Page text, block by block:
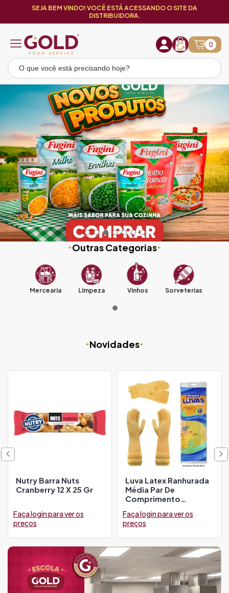
SEJA BEM VINDO! VOCÊ ESTÁ ACESSANDO O SITE DA
DISTRIBUIDORA.
0
Loja Gold Food Service
Outras Categorias
Mercearia Limpeza Vinhos Sorveterias
Novidades
Nutry Barra Nuts
Cranberry 12 X 25 Gr
Faça login para ver os
preços
Luva Latex Ranhurada
Média Par De
Comprimento
Faça login para ver os
preços